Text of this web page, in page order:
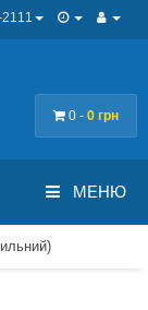
0 - 0 грн
МЕНЮ